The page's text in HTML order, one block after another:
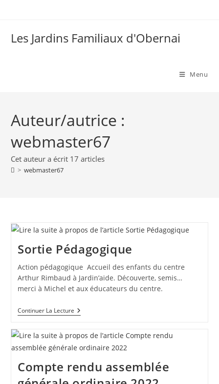
Les Jardins Familiaux d'Obernai
Menu
Auteur/autrice :
webmaster67
Cet auteur a écrit 17 articles
> webmaster67
Sortie Pédagogique
Action pédagogique Accueil des enfants du centre
Arthur Rimbaud à Jardin’aide. Découverte, semis…
merci à Michel et aux éducateurs du centre.
Continuer La LectureSortie
Pédagogique
Compte rendu assemblée